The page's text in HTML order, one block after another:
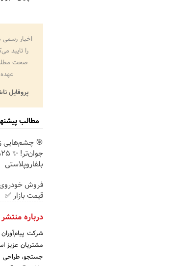
اخبار
را تایید
صحت
پروفایل
مطالب
🎯 چشم‌هایی
بلفاروپلاستی
فروش خودروی
قیمت بازار ✅
درباره
شرکت
مشتریان عزیز
جستجو، طراحی